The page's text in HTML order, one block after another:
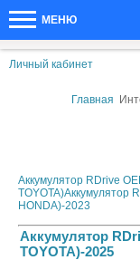
МЕНЮ
Личный кабинет
Главная
Аккумулятор RDrive
TOYOTA)Аккумулятор
HONDA)-2023
Аккумулятор
TOYOTA)-2025